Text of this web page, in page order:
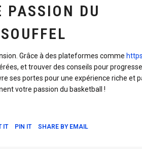
PASSION DU
Grâce à des plateformes comme
et trouver des conseils pour
ses portes pour une expérience riche et
votre passion du basketball !
IT PIN IT SHARE BY EMAIL